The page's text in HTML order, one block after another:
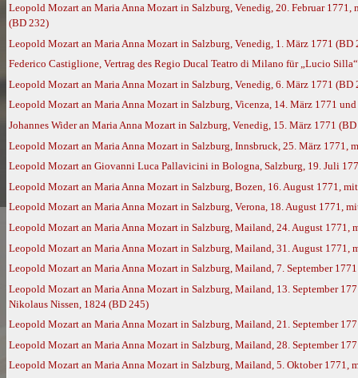
Leopold Mozart an Maria Anna Mozart in Salzburg, Venedig, 20. Februar
(BD 232)
Leopold Mozart an Maria Anna Mozart in Salzburg, Venedig, 1. März 1771 (BD
Federico Castiglione, Vertrag des Regio Ducal Teatro di Milano für „Lucio
Leopold Mozart an Maria Anna Mozart in Salzburg, Venedig, 6. März 1771 (BD
Leopold Mozart an Maria Anna Mozart in Salzburg, Vicenza, 14. März 1771
Johannes Wider an Maria Anna Mozart in Salzburg, Venedig, 15. März 1771
Leopold Mozart an Maria Anna Mozart in Salzburg, Innsbruck, 25. März 1771,
Leopold Mozart an Giovanni Luca Pallavicini in Bologna, Salzburg, 19. Juli
Leopold Mozart an Maria Anna Mozart in Salzburg, Bozen, 16. August 1771,
Leopold Mozart an Maria Anna Mozart in Salzburg, Verona, 18. August 1771,
Leopold Mozart an Maria Anna Mozart in Salzburg, Mailand, 24. August
Leopold Mozart an Maria Anna Mozart in Salzburg, Mailand, 31. August
Leopold Mozart an Maria Anna Mozart in Salzburg, Mailand, 7. September
Leopold Mozart an Maria Anna Mozart in Salzburg, Mailand, 13. September
Nikolaus Nissen, 1824 (BD 245)
Leopold Mozart an Maria Anna Mozart in Salzburg, Mailand, 21. September
Leopold Mozart an Maria Anna Mozart in Salzburg, Mailand, 28. September
Leopold Mozart an Maria Anna Mozart in Salzburg, Mailand, 5. Oktober 1771,